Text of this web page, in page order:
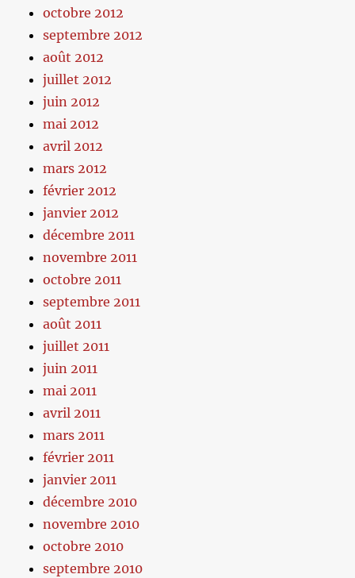
octobre 2012
septembre 2012
août 2012
juillet 2012
juin 2012
mai 2012
avril 2012
mars 2012
février 2012
janvier 2012
décembre 2011
novembre 2011
octobre 2011
septembre 2011
août 2011
juillet 2011
juin 2011
mai 2011
avril 2011
mars 2011
février 2011
janvier 2011
décembre 2010
novembre 2010
octobre 2010
septembre 2010